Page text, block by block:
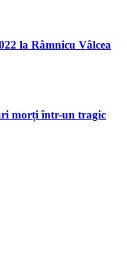
la Râmnicu Vâlcea
morți într-un tragic